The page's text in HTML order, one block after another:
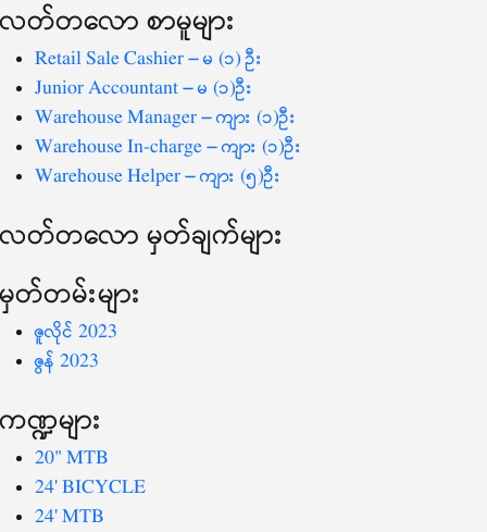
စကားလုံး
လတ်တ‌လော စာမူများ
Retail Sale Cashier – မ (၁) ဦး
Junior Accountant – မ (၁)ဦး
Warehouse Manager – ကျား (၁)ဦး
Warehouse In-charge – ကျား (၁)ဦး
Warehouse Helper – ကျား (၅)ဦး
လတ်တ‌လော မှတ်ချက်များ
မှတ်တမ်းများ
ဇူလိုင် 2023
ဇွန် 2023
ကဏ္ဍများ
20" MTB
24' BICYCLE
24' MTB